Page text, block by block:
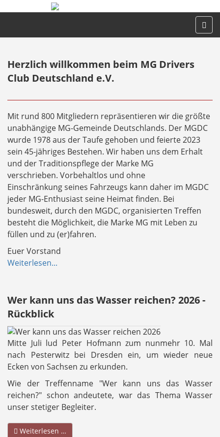
Herzlich willkommen beim MG Drivers
Club Deutschland e.V.
Mit rund 800 Mitgliedern repräsentieren wir die größte
unabhängige MG-Gemeinde Deutschlands. Der MGDC
wurde 1978 aus der Taufe gehoben und feierte 2023
sein 45-jähriges Bestehen. Wir haben uns dem Erhalt
und der Traditionspflege der Marke MG
verschrieben. Vorbehaltlos und ohne
Einschränkung seines Fahrzeugs kann daher im MGDC
jeder MG-Enthusiast seine Heimat finden. Bei
bundesweit, durch den MGDC, organisierten Treffen
besteht die Möglichkeit, die Marke MG mit Leben zu
füllen und zu (er)fahren.
Euer Vorstand
Weiterlesen...
Wer kann uns das Wasser reichen? 2026 -
Rückblick
Mitte Juli lud Peter Hofmann zum nunmehr 10. Mal
nach Pesterwitz bei Dresden ein, um wieder neue
Ecken von Sachsen zu erkunden.
Wie der Treffenname "Wer kann uns das Wasser
reichen?" schon andeutete, war das Thema Wasser
unser stetiger Begleiter.
Weiterlesen …